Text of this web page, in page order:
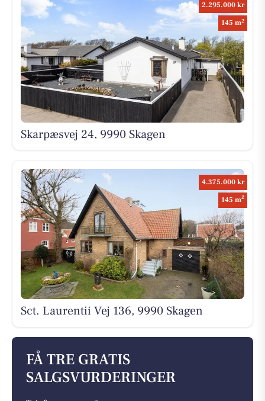
2.295.000 kr
145 m2
Skarpæsvej 24, 9990 Skagen
4.375.000 kr
145 m2
Sct. Laurentii Vej 136, 9990 Skagen
FÅ TRE GRATIS
SALGSVURDERINGER